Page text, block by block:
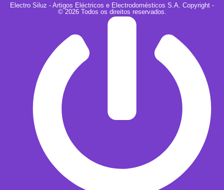
Electro Siluz - Artigos Eléctricos e Electrodomésticos S.A. Copyright -
© 2026 Todos os direitos reservados.